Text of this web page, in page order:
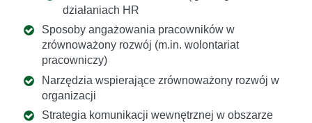
działaniach HR
Sposoby angażowania pracowników w
zrównoważony rozwój (m.in. wolontariat
pracowniczy)
Narzędzia wspierające zrównoważony rozwój w
organizacji
Strategia komunikacji wewnętrznej w obszarze